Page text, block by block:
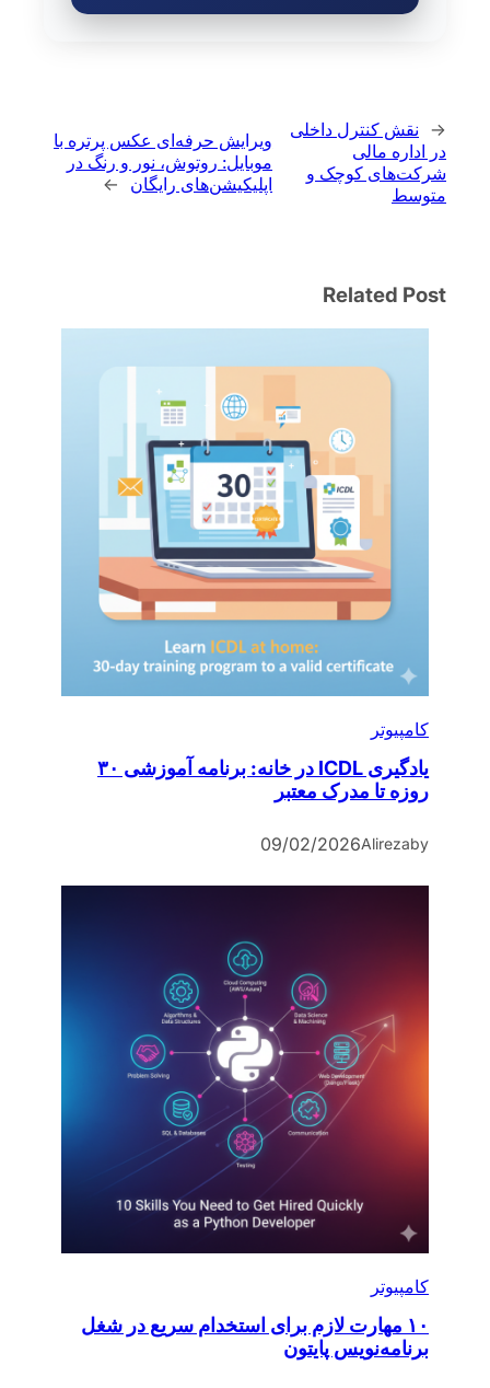
← نقش کنترل داخلی
در اداره مالی
شرکت‌های کوچک و
متوسط
ویرایش حرفه‌ای عکس پرتره با
موبایل: روتوش، نور و رنگ در
اپلیکیشن‌های رایگان
→
Related Post
کامپیوتر
یادگیری ICDL در خانه: برنامه آموزشی ۳۰
روزه تا مدرک معتبر
by
Alireza
09/02/2026
کامپیوتر
۱۰ مهارت لازم برای استخدام سریع در شغل
برنامه‌نویس پایتون